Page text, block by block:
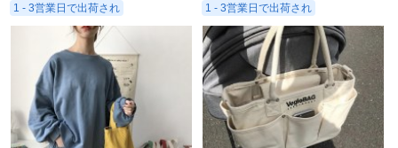
1 - 3営業日で出荷され 1 - 3営業日で出荷され